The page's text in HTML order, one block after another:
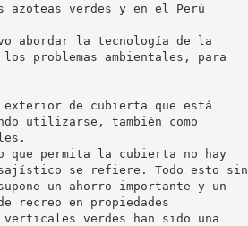
azoteas verdes y en el Perú
abordar la tecnología de la
problemas ambientales, para
exterior de cubierta que está
utilizarse, también como
que permita la cubierta no hay
se refiere. Todo esto sin
un ahorro importante y un
recreo en propiedades
verticales verdes han sido una